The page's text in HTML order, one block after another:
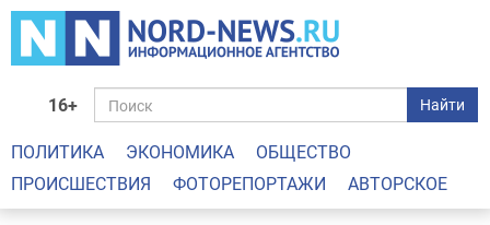
16+ Найти
ПОЛИТИКА ЭКОНОМИКА
ОБЩЕСТВО
ПРОИСШЕСТВИЯ
ФОТОРЕПОРТАЖИ АВТОРСКОЕ